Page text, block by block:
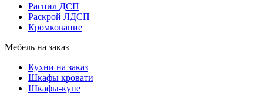
Распил ДСП
Раскрой ЛДСП
Кромкование
Мебель на заказ
Кухни на заказ
Шкафы кровати
Шкафы-купе